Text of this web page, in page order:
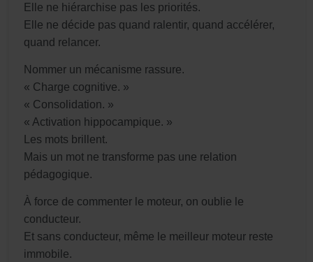
Elle ne hiérarchise pas les priorités.
Elle ne décide pas quand ralentir, quand accélérer,
quand relancer.
Nommer un mécanisme rassure.
« Charge cognitive. »
« Consolidation. »
« Activation hippocampique. »
Les mots brillent.
Mais un mot ne transforme pas une relation
pédagogique.
À force de commenter le moteur, on oublie le
conducteur.
Et sans conducteur, même le meilleur moteur reste
immobile.